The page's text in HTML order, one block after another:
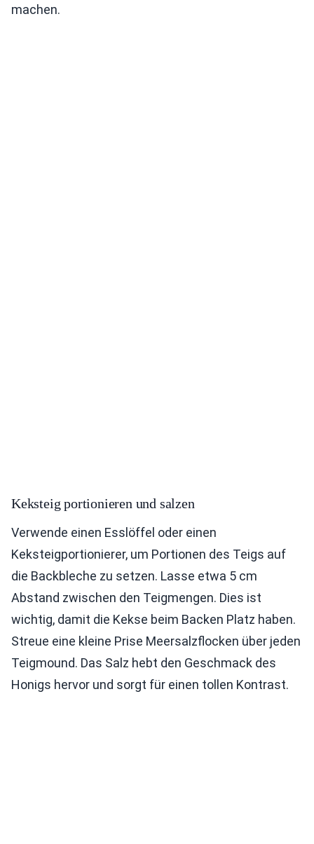
machen.
Keksteig portionieren und salzen
Verwende einen Esslöffel oder einen
Keksteigportionierer, um Portionen des Teigs auf
die Backbleche zu setzen. Lasse etwa 5 cm
Abstand zwischen den Teigmengen. Dies ist
wichtig, damit die Kekse beim Backen Platz haben.
Streue eine kleine Prise Meersalzflocken über jeden
Teigmound. Das Salz hebt den Geschmack des
Honigs hervor und sorgt für einen tollen Kontrast.